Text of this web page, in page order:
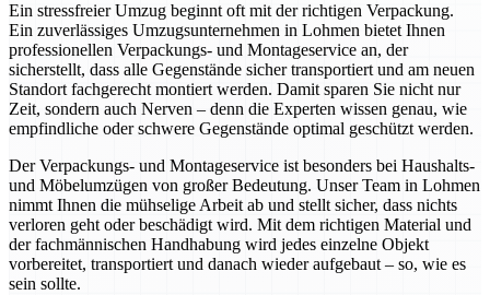
Ein stressfreier Umzug beginnt oft mit der richtigen Verpackung.
Ein zuverlässiges Umzugsunternehmen in Lohmen bietet Ihnen
professionellen Verpackungs- und Montageservice an, der
sicherstellt, dass alle Gegenstände sicher transportiert und am neuen
Standort fachgerecht montiert werden. Damit sparen Sie nicht nur
Zeit, sondern auch Nerven – denn die Experten wissen genau, wie
empfindliche oder schwere Gegenstände optimal geschützt werden.
Der Verpackungs- und Montageservice ist besonders bei Haushalts-
und Möbelumzügen von großer Bedeutung. Unser Team in Lohmen
nimmt Ihnen die mühselige Arbeit ab und stellt sicher, dass nichts
verloren geht oder beschädigt wird. Mit dem richtigen Material und
der fachmännischen Handhabung wird jedes einzelne Objekt
vorbereitet, transportiert und danach wieder aufgebaut – so, wie es
sein sollte.